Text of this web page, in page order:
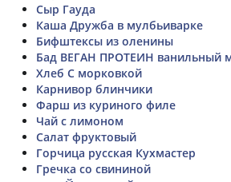
Сыр Гауда
Каша Дружба в мулбьиварке
Бифштексы из оленины
Бад ВЕГАН ПРОТЕИН ванильный
Хлеб С морковкой
Карнивор блинчики
Фарш из куриного филе
Чай с лимоном
Салат фруктовый
Горчица русская Кухмастер
Гречка со свининой